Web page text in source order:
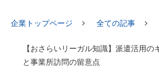
企業トップページ 全ての記事
【おさらいリーガル知識】派遣活用の
と事業所訪問の留意点